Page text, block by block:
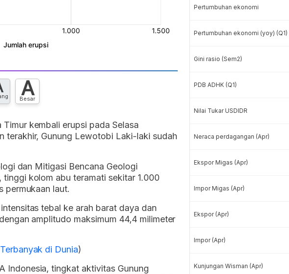
A
Besar
kembali erupsi pada Selasa
terakhir, Gunung Lewotobi Laki-laki sudah
dan Mitigasi Bencana Geologi
kolom abu teramati sekitar 1.000
permukaan laut.
tebal ke arah barat daya dan
amplitudo maksimum 44,4 milimeter
di Dunia)
Indonesia, tingkat aktivitas Gunung
Pertumbuhan ekonomi
Pertumbuhan ekonomi (yoy) (Q1)
Gini rasio (Sem2)
PDB ADHK (Q1)
Nilai Tukar USDIDR
Neraca perdagangan (Apr)
Ekspor Migas (Apr)
Impor Migas (Apr)
Ekspor (Apr)
Impor (Apr)
Kunjungan Wisman (Apr)